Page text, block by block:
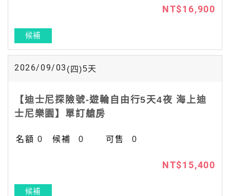
NT$16,900
候補
2026/09/03 (四)5天
【迪士尼探險號-遊輪自由行5天4夜 海上迪
士尼樂園】單訂艙房
0 0 0
NT$15,400
候補